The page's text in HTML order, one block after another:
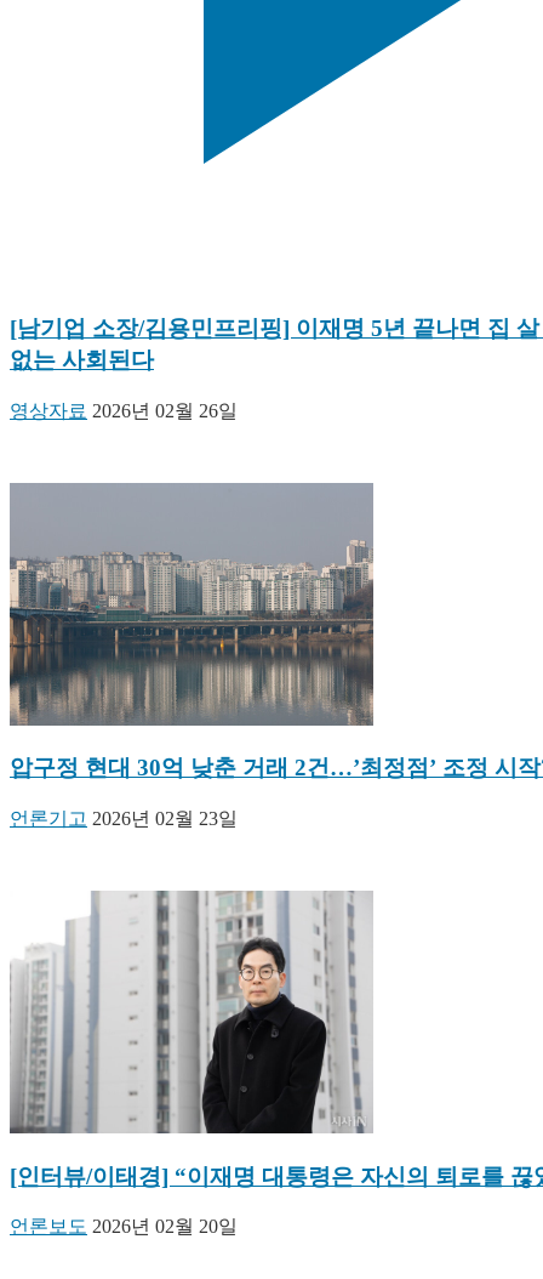
[남기업 소장/김용민프리핑] 이재명 5년 끝나면 집
없는 사회된다
영상자료 2026년 02월 26일
압구정 현대 30억 낮춘 거래 2건…’최정점’ 조정 시
언론기고 2026년 02월 23일
[인터뷰/이태경] “이재명 대통령은 자신의 퇴로를 끊
언론보도 2026년 02월 20일